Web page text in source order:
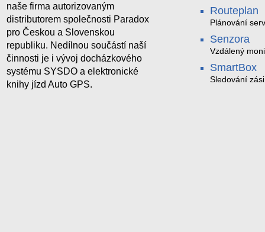
naše firma autorizovaným
distributorem společnosti Paradox
pro Českou a Slovenskou
republiku. Nedílnou součástí naší
činnosti je i vývoj docházkového
systému SYSDO a elektronické
knihy jízd Auto GPS.
Routeplan
Plánování
Senzora
Vzdálený
SmartBox
Sledování